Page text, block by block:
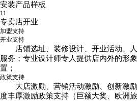
安装产品样板
11
专卖店开业
加盟支持
开业支持
店铺选址、装修设计、开业活动、
服务；专业设计师专人提供店内外的形
置；
政策支持
大店激励、营销活动激励、创新激
度丰厚激励政策支持（巨额大奖、欧洲